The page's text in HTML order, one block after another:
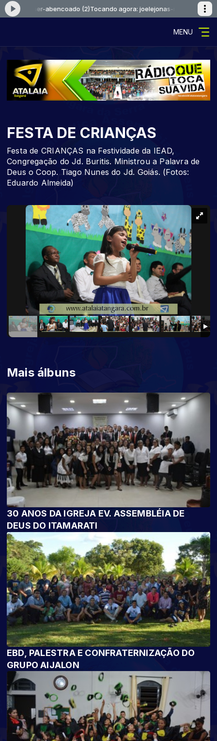
pra-ser-abencoado (2) Tocando agora: joelejonas-nasci-pra-ser-
MENU
FESTA DE CRIANÇAS
Festa de CRIANÇAS na Festividade da IEAD,
Congregação do Jd. Buritis. Ministrou a Palavra de
Deus o Coop. Tiago Nunes do Jd. Goiás. (Fotos:
Eduardo Almeida)
Mais álbuns
30 ANOS DA IGREJA EV. ASSEMBLÉIA DE
DEUS DO ITAMARATI
EBD, PALESTRA E CONFRATERNIZAÇÃO DO
GRUPO AIJALON